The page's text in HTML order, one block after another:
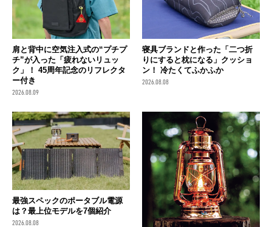
肩と背中に空気注入式の“プチプ
チ”が入った「疲れないリュッ
ク」！ 45周年記念のリフレクタ
ー付き
2026.08.09
寝具ブランドと作った「二つ折
りにすると枕になる」クッショ
ン！ 冷たくてふかふか
2026.08.08
最強スペックのポータブル電源
は？最上位モデルを7個紹介
2026.08.08